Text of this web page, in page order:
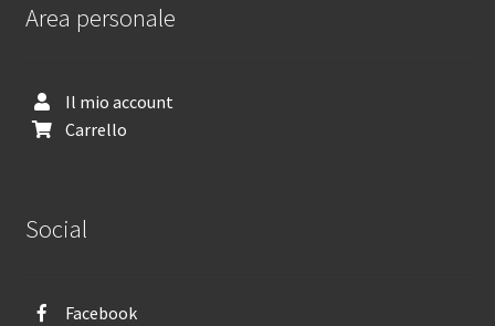
Area personale
Il mio account
Carrello
Social
Facebook